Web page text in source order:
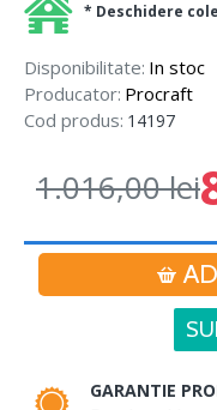
Disponibilitate: In stoc
Producator: Procraft
Cod produs: 14197
1.016,00 lei
* Deschidere
GARANTIE